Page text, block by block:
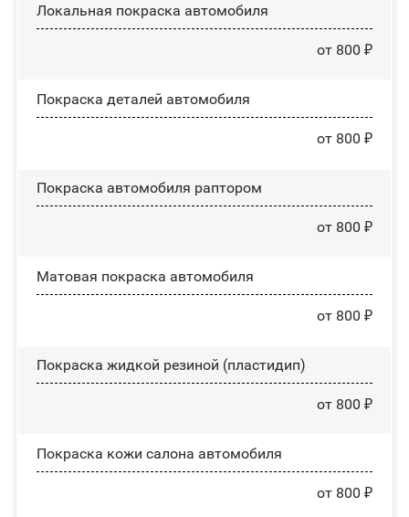
Локальная покраска автомобиля
от 800 ₽
Покраска деталей автомобиля
от 800 ₽
Покраска автомобиля раптором
от 800 ₽
Матовая покраска автомобиля
от 800 ₽
Покраска жидкой резиной (пластидип)
от 800 ₽
Покраска кожи салона автомобиля
от 800 ₽